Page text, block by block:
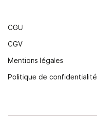
CGU
CGV
Mentions légales
Politique de confidentialité